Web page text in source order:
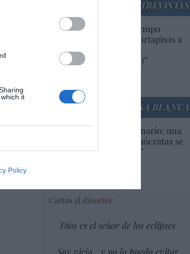
it
Policy
ENTREVISTAS
“Europa lleva mucho tiempo
poniendo aranceles y cortapisas a
productos y compañías
americanas (y europeas)”
LA CASA BLANCA
EEUU. Inquietante escenario: una
tercera parte de los demócratas se
define como “socialista”
Cartas al director
Dios es el señor de los eclipses